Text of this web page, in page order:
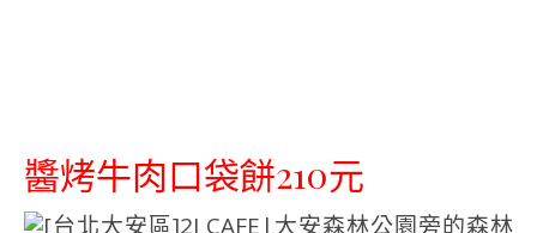
醬烤牛肉口袋餅210元